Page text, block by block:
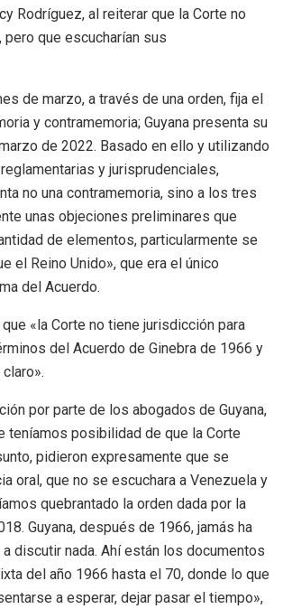
Rodríguez, al reiterar que la Corte no
que escucharían sus
de marzo, a través de una orden, fija el
y contramemoria; Guyana presenta su
de 2022. Basado en ello y utilizando
y jurisprudenciales,
no una contramemoria, sino a los tres
unas objeciones preliminares que
de elementos, particularmente se
el Reino Unido», que era el único
del Acuerdo.
«la Corte no tiene jurisdicción para
del Acuerdo de Ginebra de 1966 y
por parte de los abogados de Guyana,
teníamos posibilidad de que la Corte
pidieron expresamente que se
oral, que no se escuchara a Venezuela y
quebrantado la orden dada por la
Guyana, después de 1966, jamás ha
discutir nada. Ahí están los documentos
del año 1966 hasta el 70, donde lo que
a esperar, dejar pasar el tiempo»,